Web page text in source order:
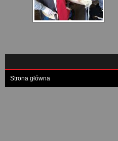
Strona główna